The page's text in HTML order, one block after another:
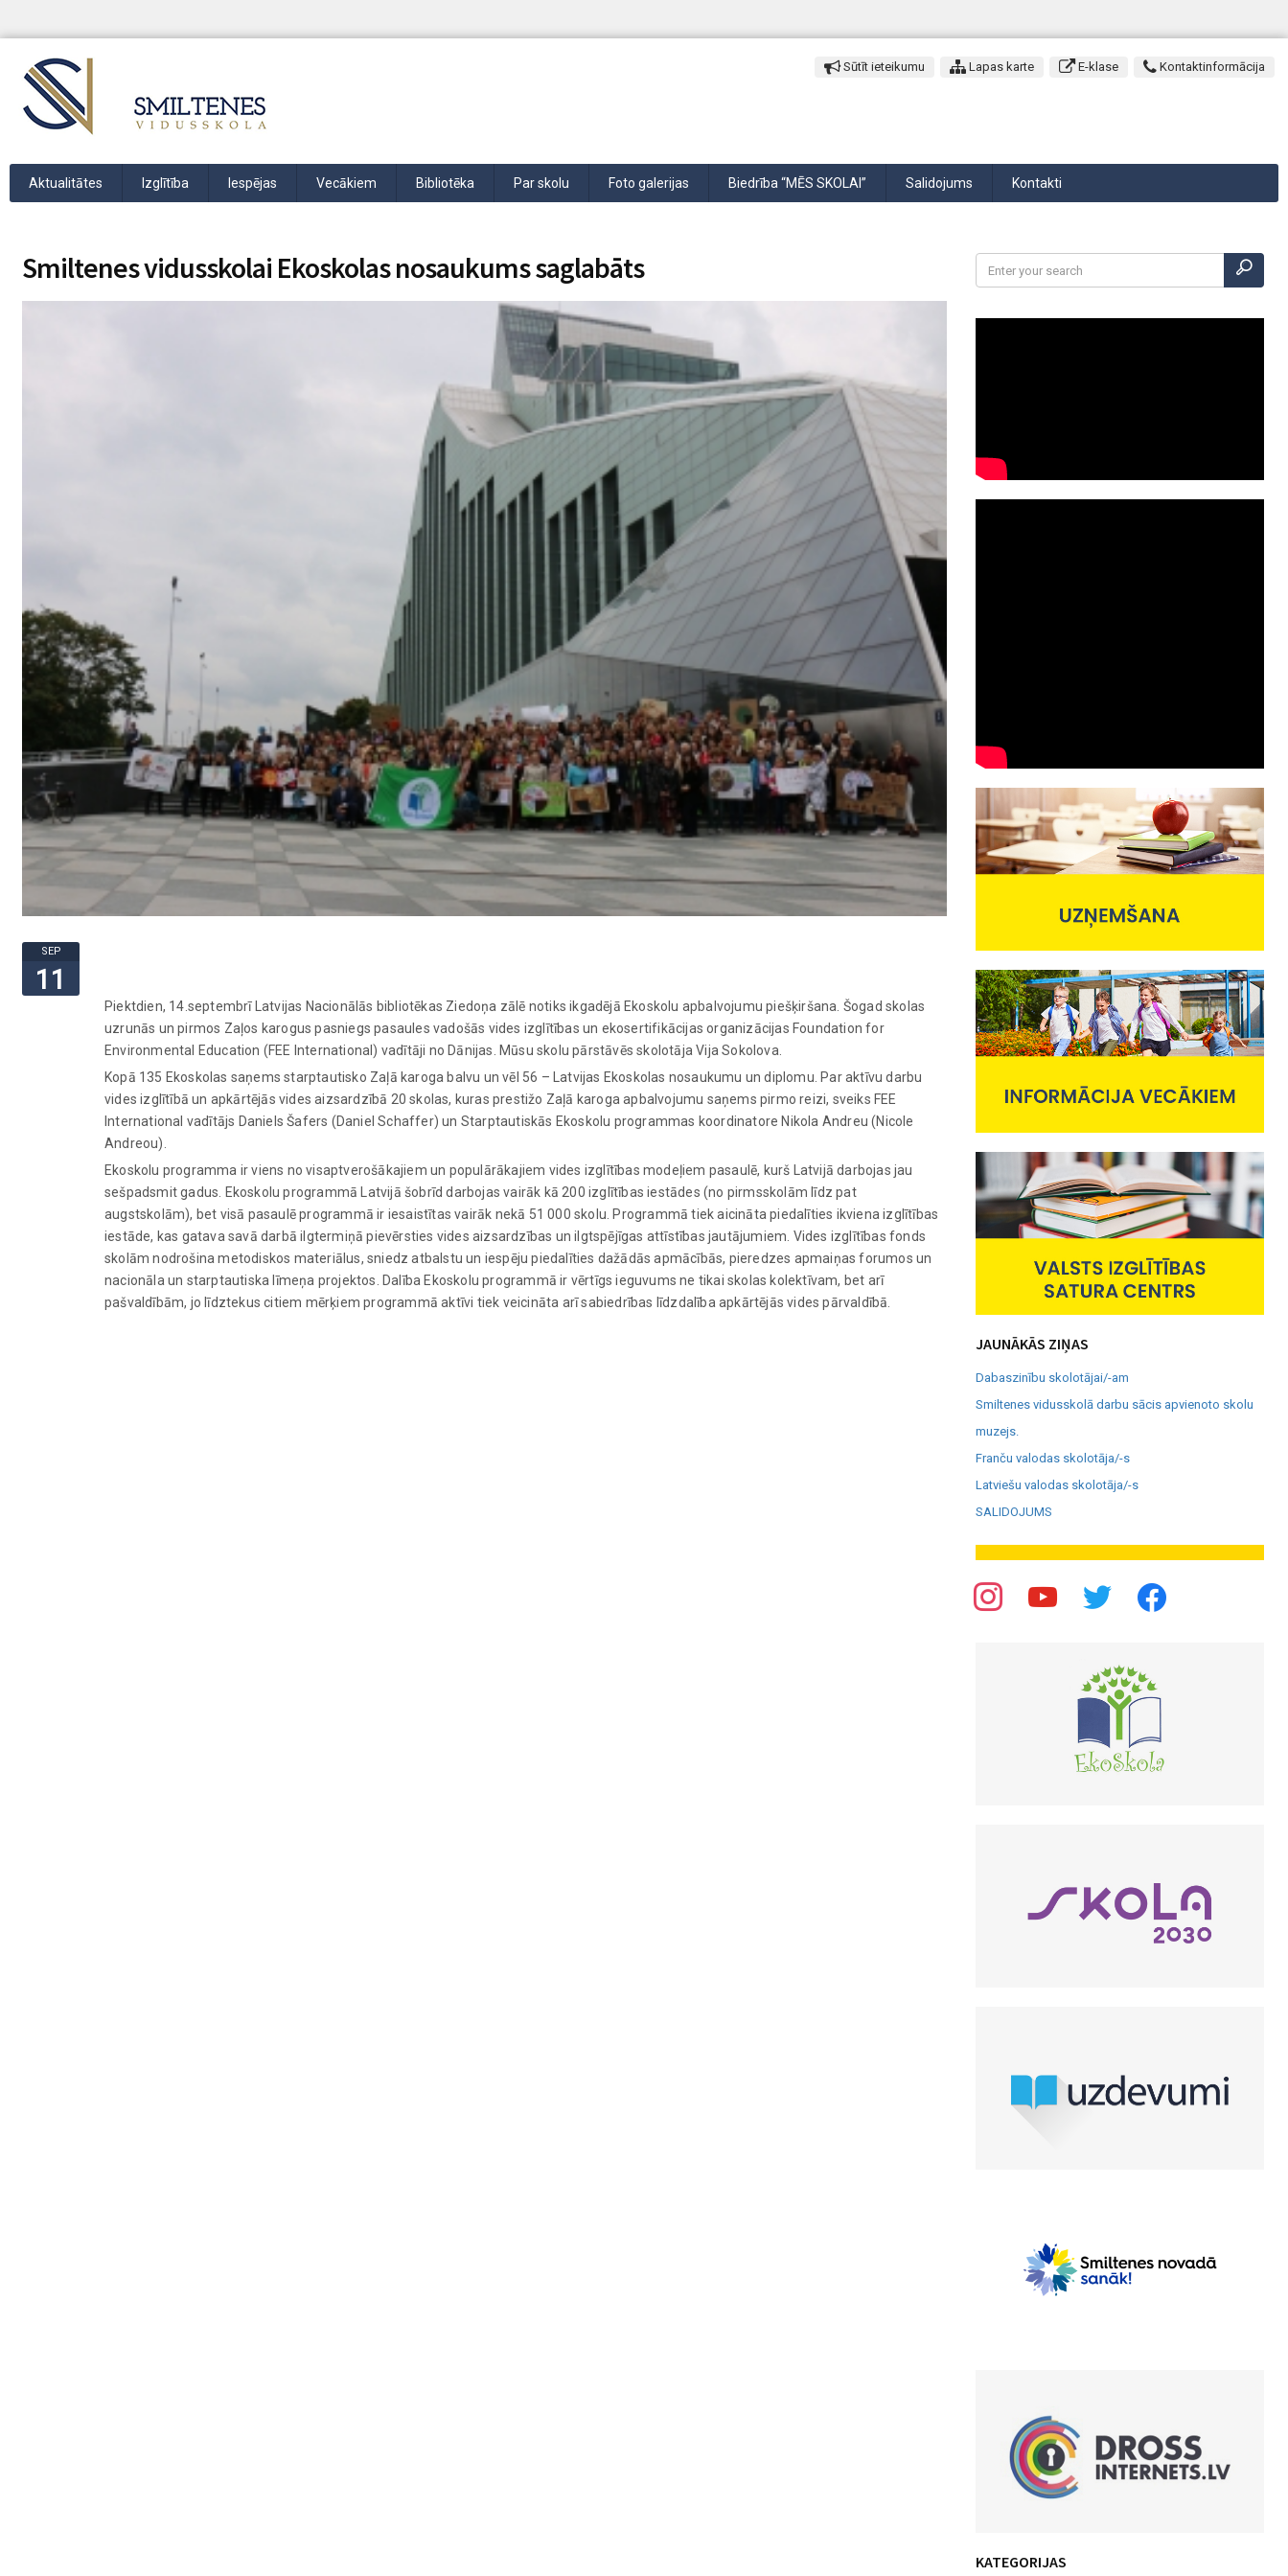
Sūtīt ieteikumu Lapas karte E-klase Kontaktinformācija
Aktualitātes Izglītība Iespējas Vecākiem Bibliotēka Par skolu Foto galerijas Biedrība “MĒS SKOLAI” Salidojums Kontakti
Smiltenes vidusskolai Ekoskolas nosaukums saglabāts
SEP
11
Piektdien, 14.septembrī Latvijas Nacionālās bibliotēkas Ziedoņa zālē notiks ikgadējā Ekoskolu apbalvojumu piešķiršana. Šogad skolas
uzrunās un pirmos Zaļos karogus pasniegs pasaules vadošās vides izglītības un ekosertifikācijas organizācijas Foundation for
Environmental Education (FEE International) vadītāji no Dānijas. Mūsu skolu pārstāvēs skolotāja Vija Sokolova.
Kopā 135 Ekoskolas saņems starptautisko Zaļā karoga balvu un vēl 56 – Latvijas Ekoskolas nosaukumu un diplomu. Par aktīvu darbu
vides izglītībā un apkārtējās vides aizsardzībā 20 skolas, kuras prestižo Zaļā karoga apbalvojumu saņems pirmo reizi, sveiks FEE
International vadītājs Daniels Šafers (Daniel Schaffer) un Starptautiskās Ekoskolu programmas koordinatore Nikola Andreu (Nicole
Andreou).
Ekoskolu programma ir viens no visaptverošākajiem un populārākajiem vides izglītības modeļiem pasaulē, kurš Latvijā darbojas jau
sešpadsmit gadus. Ekoskolu programmā Latvijā šobrīd darbojas vairāk kā 200 izglītības iestādes (no pirmsskolām līdz pat
augstskolām), bet visā pasaulē programmā ir iesaistītas vairāk nekā 51 000 skolu. Programmā tiek aicināta piedalīties ikviena izglītības
iestāde, kas gatava savā darbā ilgtermiņā pievērsties vides aizsardzības un ilgtspējīgas attīstības jautājumiem. Vides izglītības fonds
skolām nodrošina metodiskos materiālus, sniedz atbalstu un iespēju piedalīties dažādās apmācībās, pieredzes apmaiņas forumos un
nacionāla un starptautiska līmeņa projektos. Dalība Ekoskolu programmā ir vērtīgs ieguvums ne tikai skolas kolektīvam, bet arī
pašvaldībām, jo līdztekus citiem mērķiem programmā aktīvi tiek veicināta arī sabiedrības līdzdalība apkārtējās vides pārvaldībā.
JAUNĀKĀS ZIŅAS
Dabaszinību skolotājai/-am
Smiltenes vidusskolā darbu sācis apvienoto skolu
muzejs.
Franču valodas skolotāja/-s
Latviešu valodas skolotāja/-s
SALIDOJUMS
KATEGORIJAS